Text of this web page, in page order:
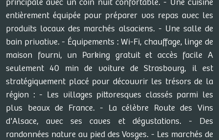
principale avec un coin nuit confortable. - Une cuisine
entièrement équipée pour préparer vos repas avec les
produits locaux des marchés alsaciens. - Une salle de
bain privative. - Équipements : Wi-Fi, chauffage, linge de
maison fourni, un Parking gratuit et accès facile A
seulement 40 min de voiture de Strasbourg, il est
stratégiquement placé pour découvrir les trésors de la
région : - Les villages pittoresques classés parmi les
plus beaux de France. - La célèbre Route des Vins
d'Alsace, avec ses caves et dégustations. - Des
randonnées nature au pied des Vosges. - Les marchés de